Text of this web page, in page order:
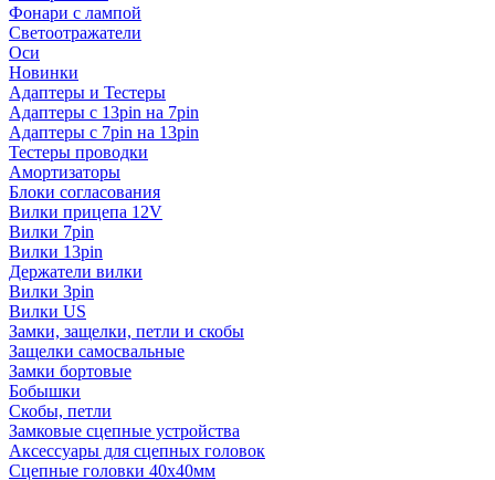
Фонари с лампой
Светоотражатели
Оси
Новинки
Адаптеры и Тестеры
Адаптеры с 13pin на 7pin
Адаптеры с 7pin на 13pin
Тестеры проводки
Амортизаторы
Блоки согласования
Вилки прицепа 12V
Вилки 7pin
Вилки 13pin
Держатели вилки
Вилки 3pin
Вилки US
Замки, защелки, петли и скобы
Защелки самосвальные
Замки бортовые
Бобышки
Скобы, петли
Замковые сцепные устройства
Аксессуары для сцепных головок
Сцепные головки 40x40мм